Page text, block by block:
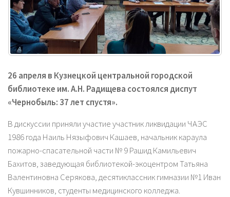
26 апреля в Кузнецкой центральной городской
библиотеке им. А.Н. Радищева состоялся диспут
«Чернобыль: 37 лет спустя».
В дискуссии приняли участие участник ликвидации ЧАЭС
1986 года Наиль Нязыфович Кашаев, начальник караула
пожарно-спасательной части № 9 Рашид Камильевич
Бахитов, заведующая библиотекой-экоцентром Татьяна
Валентиновна Серякова, десятиклассник гимназии №1 Иван
Кувшинников, студенты медицинского колледжа.